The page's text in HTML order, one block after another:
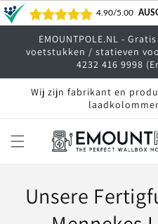
Meteen
naar de
content
EMOUNTPOLE.NL -
voetstukken / statieven
4232 416 9998
Wij zijn fabrikant en
C
Unsere